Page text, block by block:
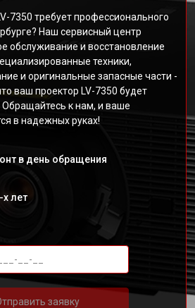
7350 требует профессионального
Наш сервисный центр
обслуживание и восстановление
техники,
и оригинальные запасные части -
ваш проектор LV-7350 будет
Обращайтесь к нам, и ваше
в надежных руках!
в день обращения
х лет
заявку